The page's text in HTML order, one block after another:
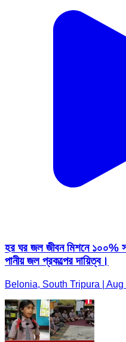
হর ঘর জল জীবন মিশনে ১০০%
পানীয় জল প্রকল্পের দায়িত্ব।
Belonia, South Tripura |